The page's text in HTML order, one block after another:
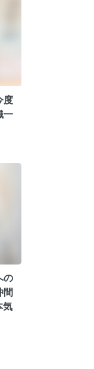
度
一
の
間
気